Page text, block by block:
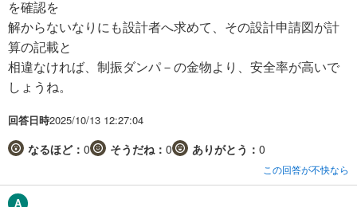
を確認を
解からないなりにも設計者へ求めて、その設計申請図が計
算の記載と
相違なければ、制振ダンパ－の金物より、安全率が高いで
しょうね。
回答日時2025/10/13 12:27:04
なるほど： 0 そうだね： 0 ありがとう： 0
この回答が不快なら